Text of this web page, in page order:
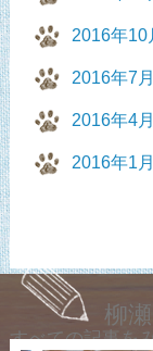
2016年10
2016年7月
2016年4月
2016年1月
柳
すべての記事を